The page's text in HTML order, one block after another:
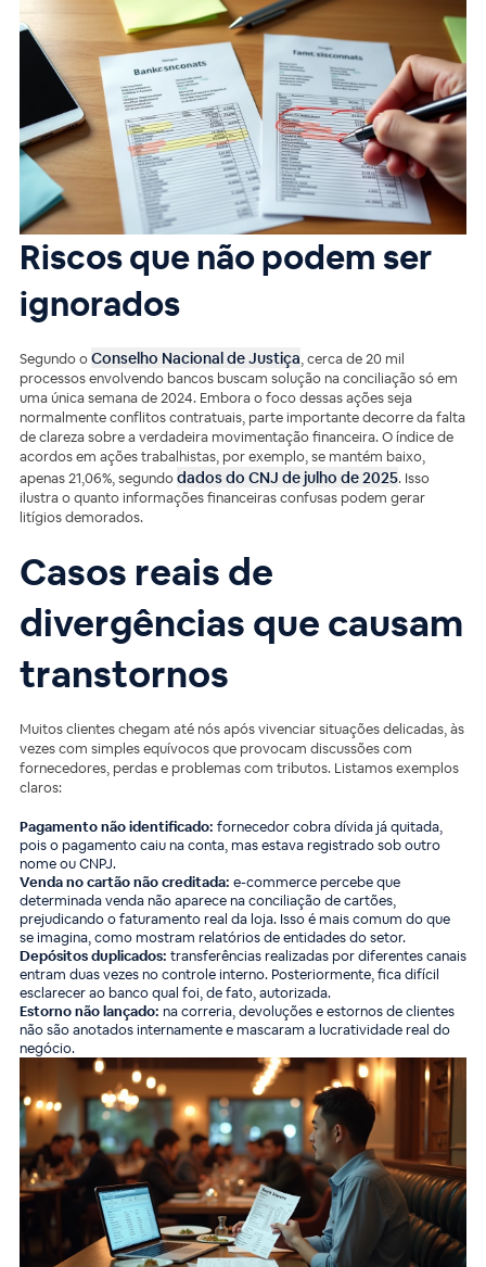
Riscos que não podem ser
ignorados
Segundo oConselho Nacional de Justiça, cerca de 20 mil
processos envolvendo bancos buscam solução na conciliação só em
uma única semana de 2024. Embora o foco dessas ações seja
normalmente conflitos contratuais, parte importante decorre da falta
de clareza sobre a verdadeira movimentação financeira. O índice de
acordos em ações trabalhistas, por exemplo, se mantém baixo,
apenas 21,06%, segundodados do CNJ de julho de 2025. Isso
ilustra o quanto informações financeiras confusas podem gerar
litígios demorados.
Casos reais de
divergências que causam
transtornos
Muitos clientes chegam até nós após vivenciar situações delicadas, às
vezes com simples equívocos que provocam discussões com
fornecedores, perdas e problemas com tributos. Listamos exemplos
claros:
Pagamento não identificado: fornecedor cobra dívida já quitada,
pois o pagamento caiu na conta, mas estava registrado sob outro
nome ou CNPJ.
Venda no cartão não creditada: e-commerce percebe que
determinada venda não aparece na conciliação de cartões,
prejudicando o faturamento real da loja. Isso é mais comum do que
se imagina, como mostram relatórios de entidades do setor.
Depósitos duplicados: transferências realizadas por diferentes canais
entram duas vezes no controle interno. Posteriormente, fica difícil
esclarecer ao banco qual foi, de fato, autorizada.
Estorno não lançado: na correria, devoluções e estornos de clientes
não são anotados internamente e mascaram a lucratividade real do
negócio.